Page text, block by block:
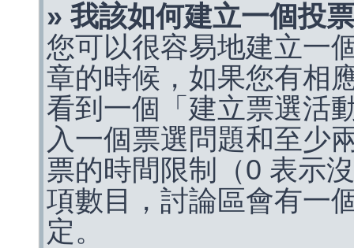
» 我該如何建立一個投
您可以很容易地建立一
章的時候，如果您有相
看到一個「建立票選活
入一個票選問題和至少
票的時間限制（0 表示
項數目，討論區會有一
定。